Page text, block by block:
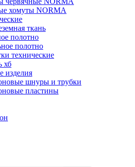
хомуты NORMA
ткань
полотно
полотно
технические
хб
изделия
шнуры и трубки
пластины